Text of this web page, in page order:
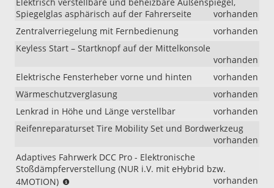
Spiegelglas asphärisch auf der Fahrerseite
vorhanden
Zentralverriegelung mit Fernbedienung
vorhanden
Keyless Start – Startknopf auf der Mittelkonsole
vorhanden
Elektrische Fensterheber vorne und hinten
vorhanden
Wärmeschutzverglasung
vorhanden
Lenkrad in Höhe und Länge verstellbar
vorhanden
Reifenreparaturset Tire Mobility Set und Bordwerkzeug
vorhanden
Adaptives Fahrwerk DCC Pro - Elektronische
Stoßdämpferverstellung (NUR i.V. mit eHybrid bzw.
4MOTION)
vorhanden